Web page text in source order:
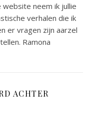
neem ik jullie
verhalen die ik
er vragen zijn aarzel
Ramona
ACHTER